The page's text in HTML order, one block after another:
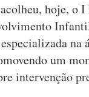
hoje, o
na
um
intervenção